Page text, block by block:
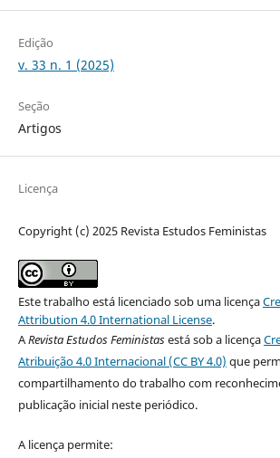
Edição
v. 33 n. 1 (2025)
Seção
Artigos
Licença
Copyright (c) 2025 Revista Estudos Feministas
Este trabalho está licenciado sob uma licença
Attribution 4.0 International License.
ARevista Estudos Feministasestá sob a licença
Atribuição 4.0 Internacional (CC BY 4.0) que
compartilhamento do trabalho com
publicação inicial neste periódico.
A licença permite: